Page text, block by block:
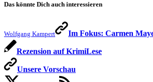
Das könnte Dich auch interessieren
Wolfgang Kampert Im Fokus: Carmen
Rezension auf KrimiLese
Unsere Vorschau